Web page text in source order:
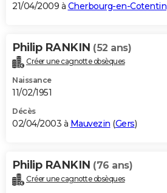
21/04/2009 à Cherbourg-en-Cotentin
Philip RANKIN (52 ans)
Créer une cagnotte obsèques
Naissance
11/02/1951
Décès
02/04/2003 à Mauvezin (Gers)
Philip RANKIN (76 ans)
Créer une cagnotte obsèques